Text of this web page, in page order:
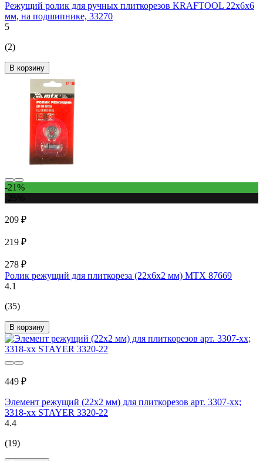
Режущий ролик для ручных плиткорезов KRAFTOOL 22x6х6
мм, на подшипнике, 33270
5
(2)
В корзину
-21%
209 ₽
219 ₽
278 ₽
Ролик режущий для плиткореза (22х6х2 мм) MTX 87669
4.1
(35)
В корзину
449 ₽
Элемент режущий (22х2 мм) для плиткорезов арт. 3307-хх;
3318-хх STAYER 3320-22
4.4
(19)